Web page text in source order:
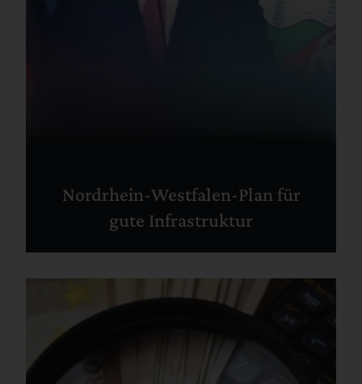
Nordrhein-Westfalen-Plan für
gute Infrastruktur